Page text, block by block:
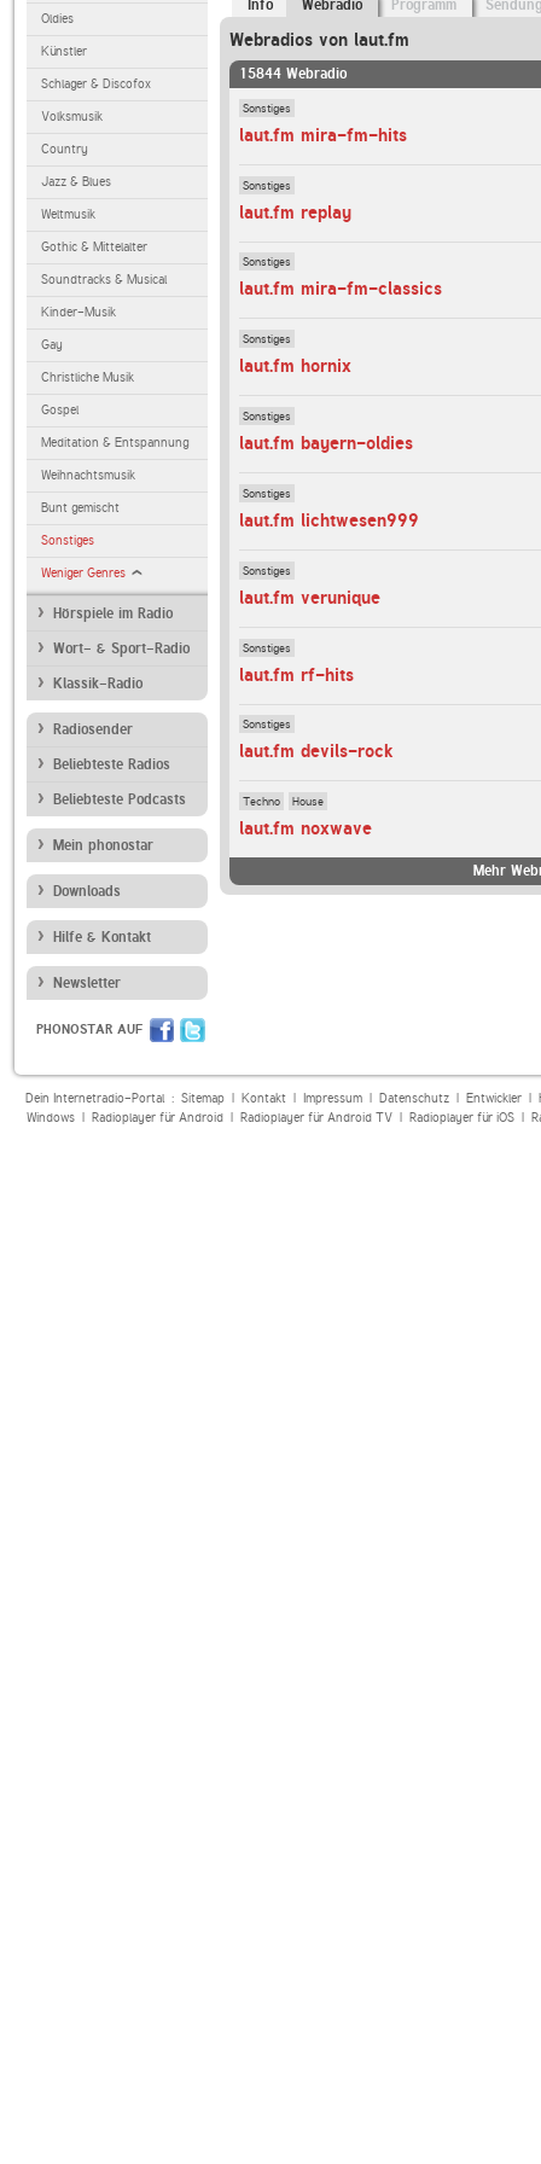
Oldies
Künstler
Schlager & Discofox
Volksmusik
Country
Jazz & Blues
Weltmusik
Gothic & Mittelalter
Soundtracks & Musical
Kinder-Musik
Gay
Christliche Musik
Gospel
Meditation & Entspannung
Weihnachtsmusik
Bunt gemischt
Sonstiges
Weniger Genres
Hörspiele im Radio
Wort- & Sport-Radio
Klassik-Radio
Radiosender
Beliebteste Radios
Beliebteste Podcasts
Mein phonostar
Downloads
Hilfe & Kontakt
Newsletter
PHONOSTAR AUF
Info Webradio Programm
Webradios von laut.fm
15844 Webradio
Sonstiges
laut.fm mira-fm-hits
Sonstiges
laut.fm replay
Sonstiges
laut.fm mira-fm-classics
Sonstiges
laut.fm hornix
Sonstiges
laut.fm bayern-oldies
Sonstiges
laut.fm lichtwesen999
Sonstiges
laut.fm verunique
Sonstiges
laut.fm rf-hits
Sonstiges
laut.fm devils-rock
Techno House
laut.fm noxwave
Mehr
Dein Internetradio-Portal : Sitemap| Kontakt| Impressum| Datenschutz| Entwickler|
Windows| Radioplayer für Android| Radioplayer für Android TV| Radioplayer für iOS|